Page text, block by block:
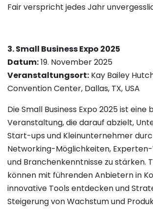
Fair verspricht jedes Jahr
3. Small Business Expo 2025
Datum:19. November 2025
Veranstaltungsort: Kay Bailey
Convention Center, Dallas, TX, USA
Die Small Business Expo 2025 ist eine
Veranstaltung, die darauf abzielt,
Start-ups und Kleinunternehmer
Networking-Möglichkeiten,
und Branchenkenntnisse zu stärken.
können mit führenden Anbietern in
innovative Tools entdecken und
Steigerung von Wachstum und